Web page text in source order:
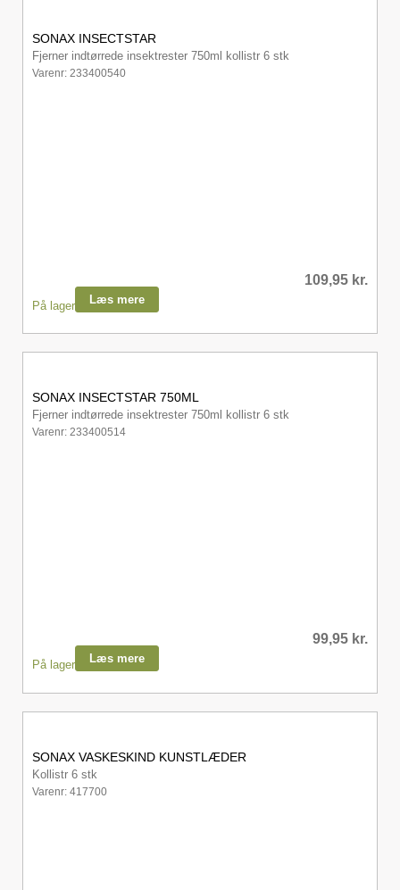
SONAX INSECTSTAR
Fjerner indtørrede insektrester 750ml kollistr 6 stk
Varenr: 233400540
109,95 kr.
På lager Læs mere
SONAX INSECTSTAR 750ML
Fjerner indtørrede insektrester 750ml kollistr 6 stk
Varenr: 233400514
99,95 kr.
På lager Læs mere
SONAX VASKESKIND KUNSTLÆDER
Kollistr 6 stk
Varenr: 417700